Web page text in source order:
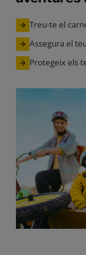
Treu-te el
Assegura el
Protegeix els